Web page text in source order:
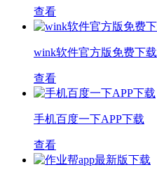
查看
wink软件官方版免费下载
查看
手机百度一下APP下载
查看